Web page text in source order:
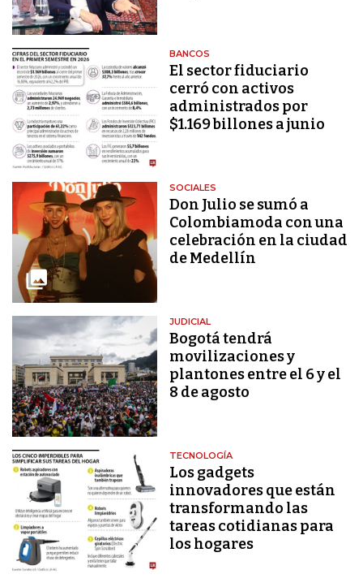
BANCOS
El sector fiduciario
cerró con activos
administrados por
$1.169 billones a junio
SOCIALES
Don Julio se sumó a
Colombiamoda con una
celebración en la ciudad
de Medellín
JUDICIAL
Bogotá tendrá
movilizaciones y
plantones entre el 6 y el
8 de agosto
TECNOLOGÍA
Los gadgets
innovadores que están
transformando las
tareas cotidianas para
los hogares